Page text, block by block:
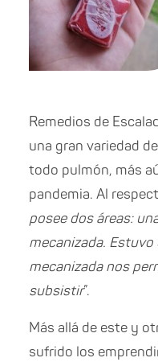
Remedios de
una gran variedad
todo pulmón, más
pandemia. Al
posee dos áreas:
mecanizada.
mecanizada nos
subsistir”.
Más allá de este y
sufrido los